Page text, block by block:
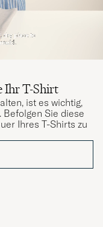
Ihr T-Shirt
ist es wichtig,
Befolgen Sie diese
Ihres T-Shirts zu